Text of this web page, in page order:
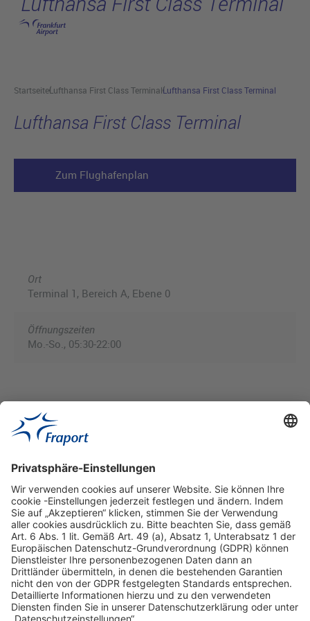
Hauptinhalt anspringen
StartseiteLufthansa First Class TerminalLufthansa First Class Terminal
Lufthansa First Class Terminal
Zum Flughafenplan
Ort
Terminal 1, Bereich A, Ebene 0
Öffnungszeiten
Mo.-So., 05:30-22:00
Hilfreiche Links
Online einkaufen & buchen
Über uns